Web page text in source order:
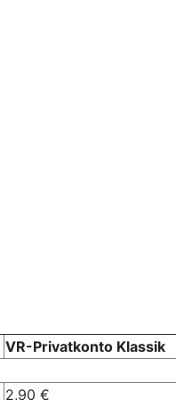
VR-Privatkonto Klassik
2,90 €